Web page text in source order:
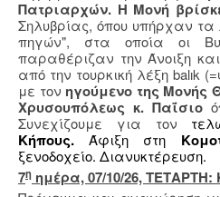
Πατριαρχών. Η Μονή
Σηλυβρίας, όπου υπήρχαν
πηγών", στα οποία οι
παραθέριζαν την Άνοιξη
από την τουρκική λέξη balık
με τον ηγούμενο της Μονής
Χρυσουπόλεως κ. Παΐσιο
Συνεχίζουμε για τον
Κήπους. Άφιξη στη
ξενοδοχείο. Διανυκτέρευση.
7η ημέρα, 07/10/26, ΤΕΤΑΡΤΗ: